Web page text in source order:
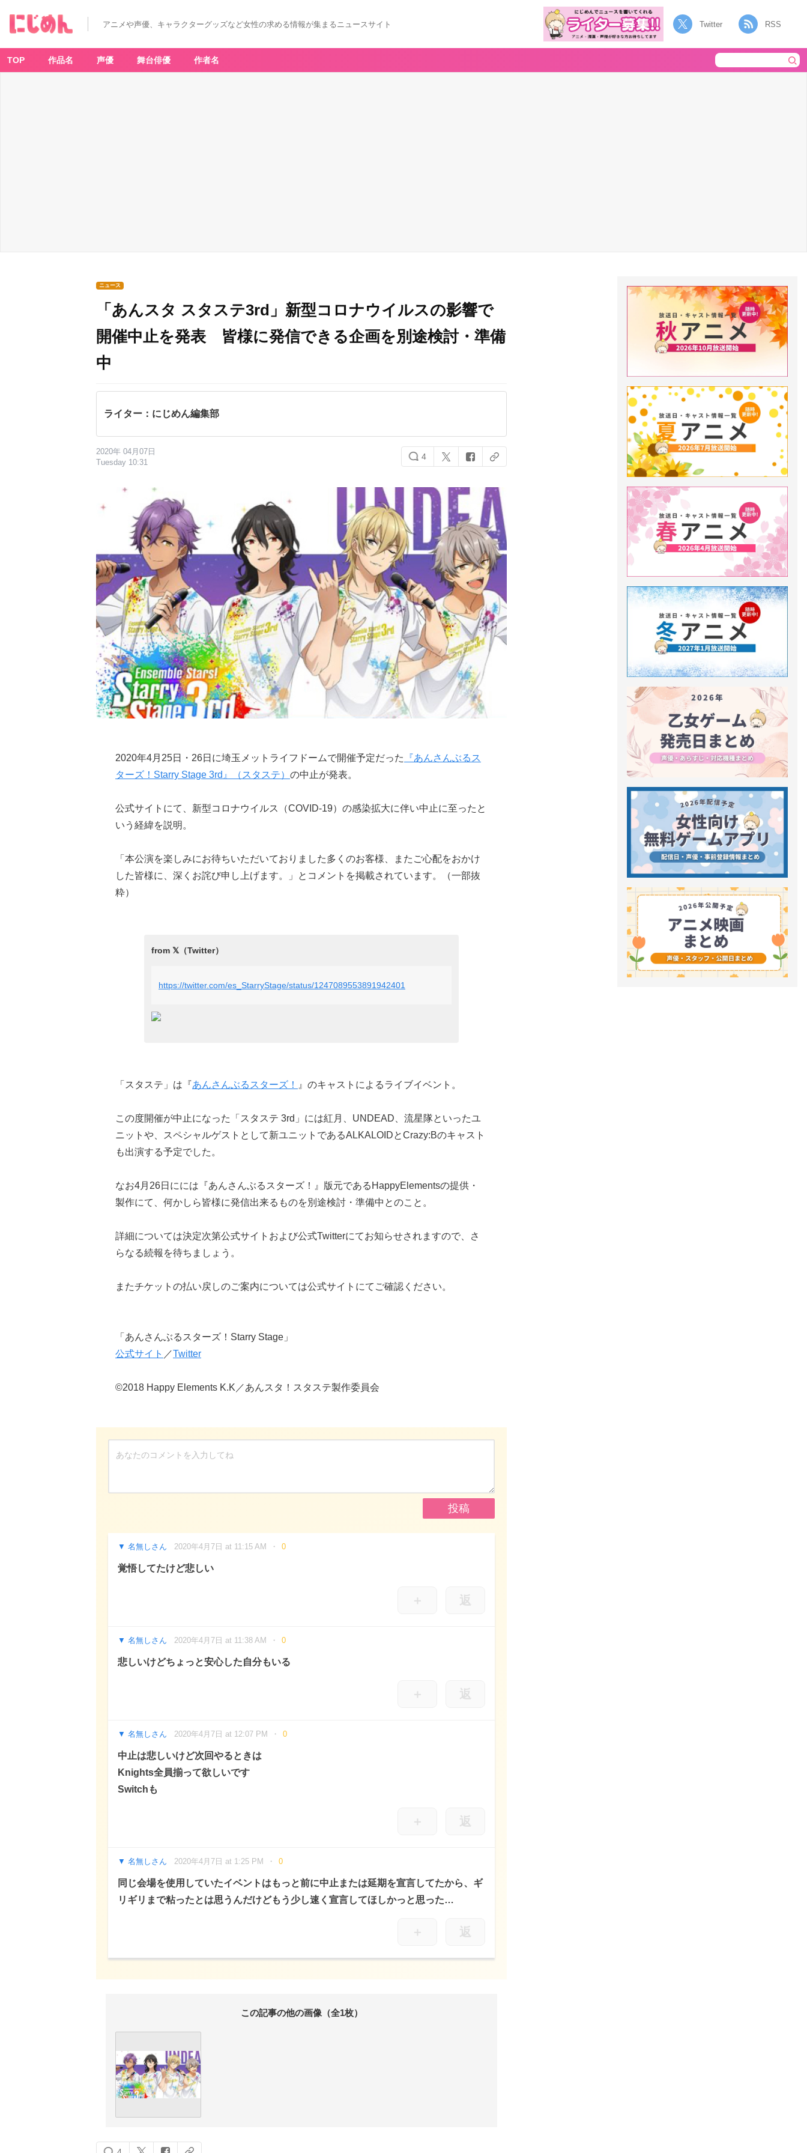
アニメや声優、キャラクターグッズなど女性の求める情報が集まるニュースサイト Twitter RSS
TOP 作品名 声優 舞台俳優 作者名
ニュース
「あんスタ スタステ3rd」新型コロナウイルスの影響で
開催中止を発表 皆様に発信できる企画を別途検討・準備
中
ライター：にじめん編集部
2020年 04月07日
Tuesday 10:31
4
2020年4月25日・26日に埼玉メットライフドームで開催予定だった
『あんさんぶるス
ターズ！Starry Stage 3rd』（スタステ） の中止が発表。
公式サイトにて、新型コロナウイルス（COVID-19）の感染拡大に伴い中止に至ったと
いう経緯を説明。
「本公演を楽しみにお待ちいただいておりました多くのお客様、またご心配をおかけ
した皆様に、深くお詫び申し上げます。」とコメントを掲載されています。（一部抜
粋）
https://twitter.com/es_StarryStage/status/1247089553891942401
「スタステ」は『あんさんぶるスターズ！ 』のキャストによるライブイベント。
この度開催が中止になった「スタステ 3rd」には紅月、UNDEAD、流星隊といったユ
ニットや、スペシャルゲストとして新ユニットであるALKALOIDとCrazy:Bのキャスト
も出演する予定でした。
なお4月26日にには『あんさんぶるスターズ！』版元であるHappyElementsの提供・
製作にて、何かしら皆様に発信出来るものを別途検討・準備中とのこと。
詳細については決定次第公式サイトおよび公式Twitterにてお知らせされますので、さ
らなる続報を待ちましょう。
またチケットの払い戻しのご案内については公式サイトにてご確認ください。
「あんさんぶるスターズ！Starry Stage」
公式サイト ／Twitter
©2018 Happy Elements K.K／あんスタ！スタステ製作委員会
名無しさん 2020年4月7日 at 11:15 AM 0
覚悟してたけど悲しい
＋ 返
名無しさん 2020年4月7日 at 11:38 AM 0
悲しいけどちょっと安心した自分もいる
＋ 返
名無しさん 2020年4月7日 at 12:07 PM 0
中止は悲しいけど次回やるときは
Knights全員揃って欲しいです
Switchも
＋ 返
名無しさん 2020年4月7日 at 1:25 PM 0
同じ会場を使用していたイベントはもっと前に中止または延期を宣言してたから、ギ
リギリまで粘ったとは思うんだけどもう少し速く宣言してほしかっと思った…
＋ 返
この記事の他の画像（全1枚）